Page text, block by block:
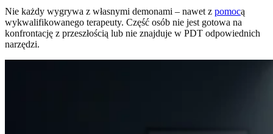
Nie każdy wygrywa z własnymi demonami – nawet z pomocą
wykwalifikowanego terapeuty. Część osób nie jest gotowa na
konfrontację z przeszłością lub nie znajduje w PDT odpowiednich
narzędzi.